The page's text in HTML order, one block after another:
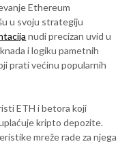
Ethereum
u svoju strategiju
nudi precizan uvid u
i logiku pametnih
prati većinu popularnih
ETH i betora koji
kripto depozite.
mreže rade za njega